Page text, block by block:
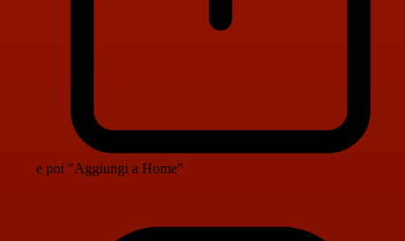
e poi "Aggiungi a Home"